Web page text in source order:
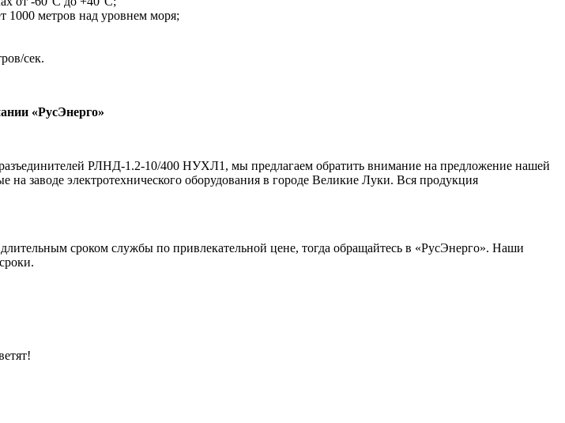
метров над уровнем моря;
сек.
«РусЭнерго»
РЛНД-1.2-10/400 НУХЛ1, мы предлагаем обратить внимание на предложение нашей
заводе электротехнического оборудования в городе Великие Луки. Вся продукция
сроком службы по привлекательной цене, тогда обращайтесь в «РусЭнерго». Наши